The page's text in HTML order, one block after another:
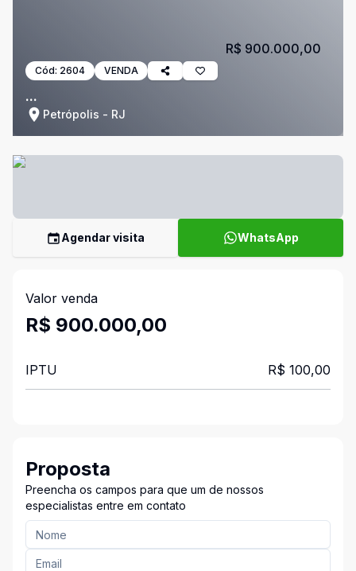
Cód: 2604 VENDA
...
Petrópolis - RJ
R$ 900.000,00
Agendar visita WhatsApp
Valor venda
R$ 900.000,00
IPTU R$ 100,00
Proposta
Preencha os campos para que um de nossos
especialistas entre em contato